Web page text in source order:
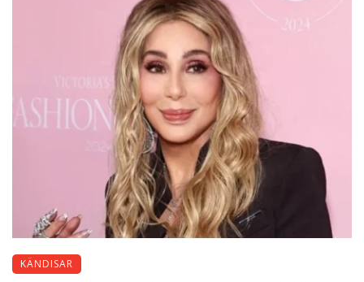
KÄNDISAR